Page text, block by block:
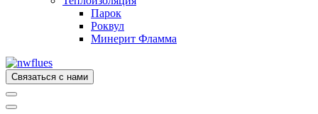
Парок
Роквул
Минерит Фламма
Связаться с нами